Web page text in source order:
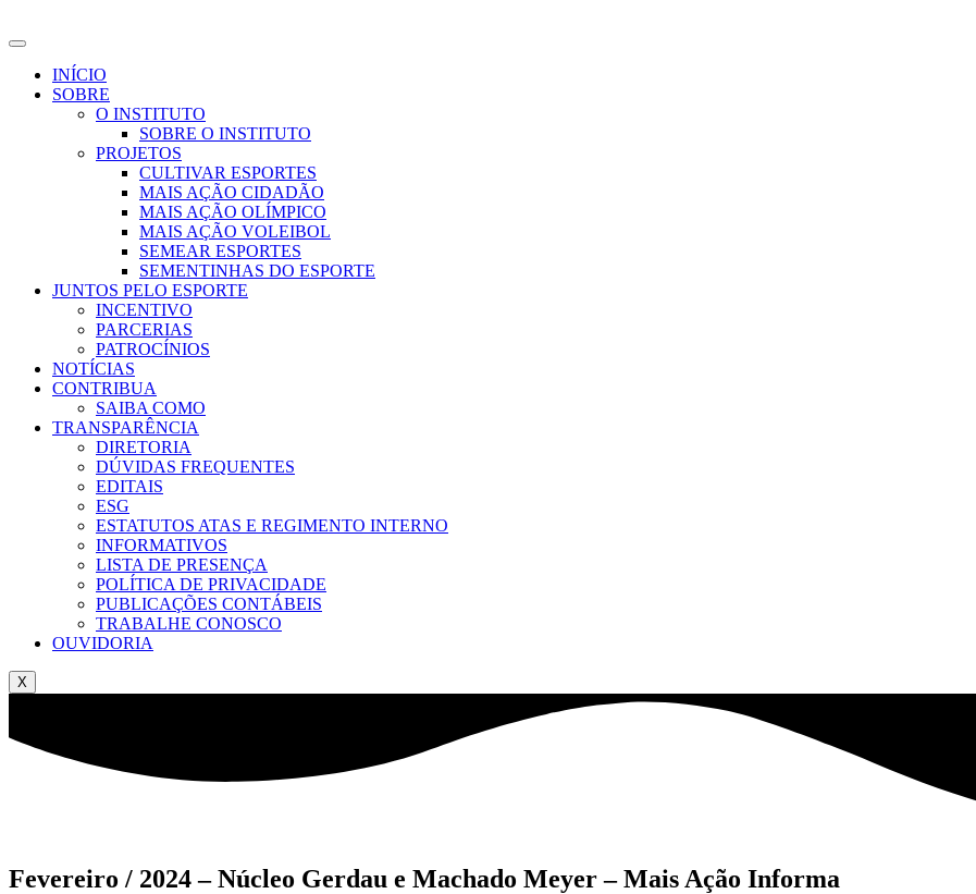
INÍCIO
SOBRE
O INSTITUTO
SOBRE O INSTITUTO
PROJETOS
CULTIVAR ESPORTES
MAIS AÇÃO CIDADÃO
MAIS AÇÃO OLÍMPICO
MAIS AÇÃO VOLEIBOL
SEMEAR ESPORTES
SEMENTINHAS DO ESPORTE
JUNTOS PELO ESPORTE
INCENTIVO
PARCERIAS
PATROCÍNIOS
NOTÍCIAS
CONTRIBUA
SAIBA COMO
TRANSPARÊNCIA
DIRETORIA
DÚVIDAS FREQUENTES
EDITAIS
ESG
ESTATUTOS ATAS E REGIMENTO INTERNO
INFORMATIVOS
LISTA DE PRESENÇA
POLÍTICA DE PRIVACIDADE
PUBLICAÇÕES CONTÁBEIS
TRABALHE CONOSCO
OUVIDORIA
X
Fevereiro / 2024 – Núcleo Gerdau e Machado Meyer – Mais Ação Informa